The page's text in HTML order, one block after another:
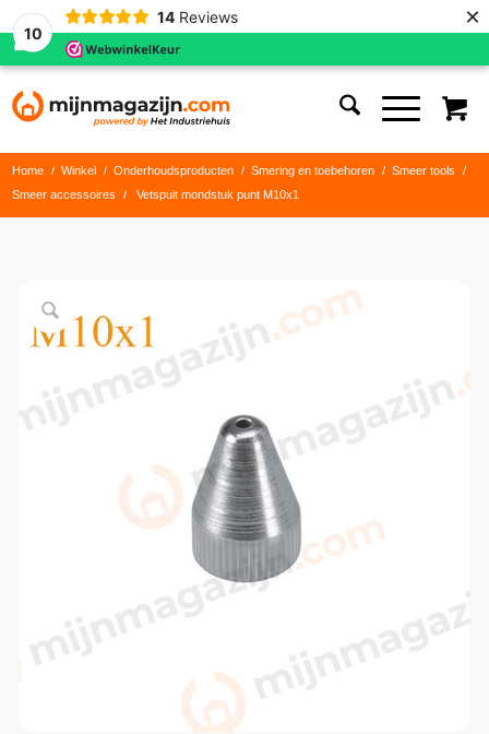
10
14 Reviews ×
Home / Winkel / Onderhoudsproducten / Smering en toebehoren / Smeer tools
/
Smeer accessoires
/ Vetspuit mondstuk punt M10x1